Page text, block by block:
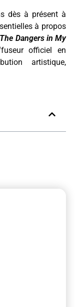
dès à présent à
à propos
The Dangers in My
officiel en
artistique,